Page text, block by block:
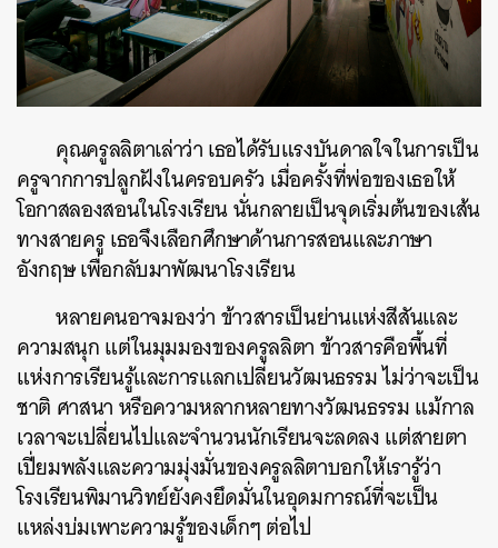
คุณครูลลิตาเล่าว่า เธอได้รับแรงบันดาลใจในการเป็น
ครูจากการปลูกฝังในครอบครัว เมื่อครั้งที่พ่อของเธอให้
โอกาสลองสอนในโรงเรียน นั่นกลายเป็นจุดเริ่มต้นของเส้น
ทางสายครู เธอจึงเลือกศึกษาด้านการสอนและภาษา
อังกฤษ เพื่อกลับมาพัฒนาโรงเรียน
หลายคนอาจมองว่า ข้าวสารเป็นย่านแห่งสีสันและ
ความสนุก แต่ในมุมมองของครูลลิตา ข้าวสารคือพื้นที่
แห่งการเรียนรู้และการแลกเปลี่ยนวัฒนธรรม ไม่ว่าจะเป็น
ชาติ ศาสนา หรือความหลากหลายทางวัฒนธรรม แม้กาล
เวลาจะเปลี่ยนไปและจำนวนนักเรียนจะลดลง แต่สายตา
เปี่ยมพลังและความมุ่งมั่นของครูลลิตาบอกให้เรารู้ว่า
โรงเรียนพิมานวิทย์ยังคงยึดมั่นในอุดมการณ์ที่จะเป็น
แหล่งบ่มเพาะความรู้ของเด็กๆ ต่อไป